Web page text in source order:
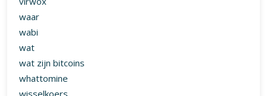
waar
wabi
wat
wat zijn bitcoins
whattomine